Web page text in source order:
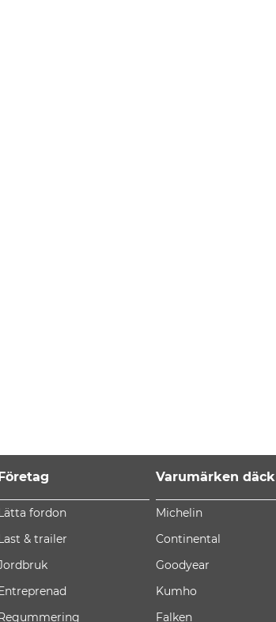
Företag
Lätta fordon
Last & trailer
Entreprenad
Regummering
Varumärken däck
Michelin
Continental
Goodyear
Kumho
Falken